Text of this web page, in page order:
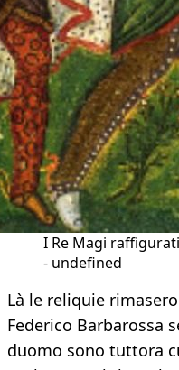
I Re Magi
- undefined
Là le reliquie
Federico Barbarossa
duomo sono tuttora